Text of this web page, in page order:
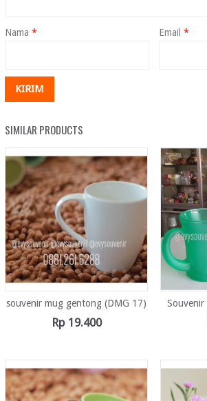
Nama * Email *
SIMILAR PRODUCTS
souvenir mug gentong (DMG 17)
Rp19.400
Souvenir